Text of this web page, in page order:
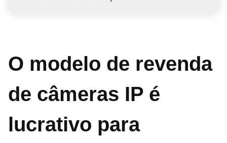
O modelo de revenda
de câmeras IP é
lucrativo para